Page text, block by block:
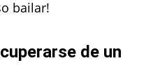
bailar!
de un